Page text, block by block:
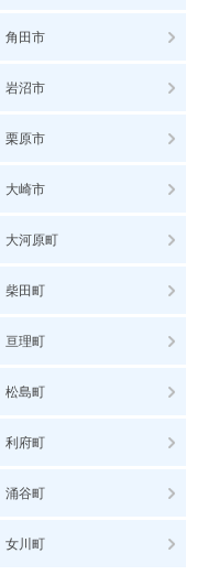
角田市
岩沼市
栗原市
大崎市
大河原町
柴田町
亘理町
松島町
利府町
涌谷町
女川町